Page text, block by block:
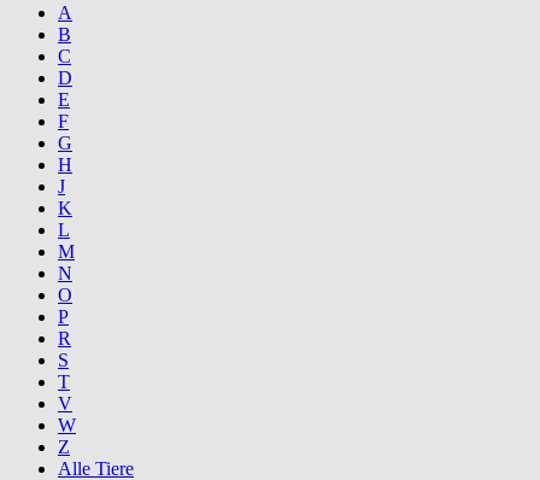
A
B
C
D
E
F
G
H
J
K
L
M
N
O
P
R
S
T
V
W
Z
Alle Tiere